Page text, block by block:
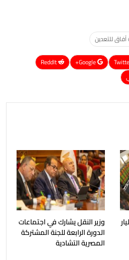
للتعدين
Google+
ReddIt
167 مليار
وزير النقل يشارك في اجتماعات
الدورة الرابعة للجنة المشتركة
المصرية التشادية